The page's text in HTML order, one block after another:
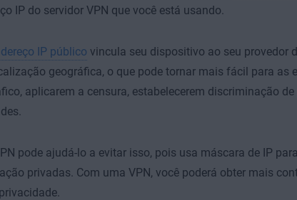
IP do servidor VPN que você está usando.
IP público vincula seu dispositivo ao seu provedor
geográfica, o que pode tornar mais fácil para as
aplicarem a censura, estabelecerem discriminação
pode ajudá-lo a evitar isso, pois usa máscara de IP
privadas. Com uma VPN, você poderá obter mais